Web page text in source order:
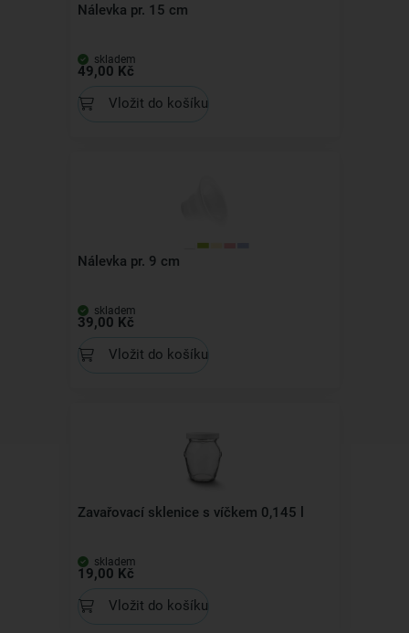
Nálevka pr. 15 cm
skladem
49,00 Kč
Vložit do košíku
Nálevka pr. 9 cm
skladem
39,00 Kč
Vložit do košíku
Zavařovací sklenice s víčkem 0,145 l
skladem
19,00 Kč
Vložit do košíku